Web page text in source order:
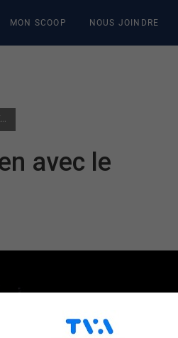
MON SCOOP NOUS JOINDRE
LE RAS-LE-BOL COLLECTIF A-T-IL UN LIEN AVEC LE DÉCONFINEMENT ?
avec le